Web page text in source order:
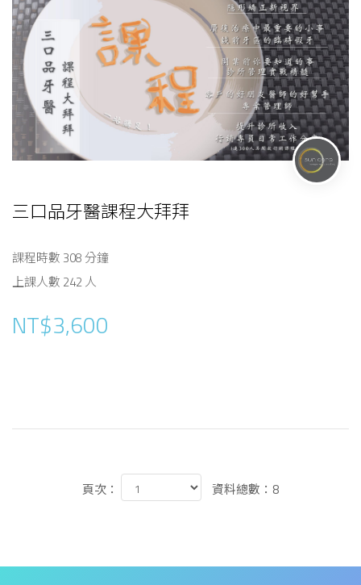
三口品牙醫課程大拜拜
課程時數 308 分鐘
上課人數 242 人
NT$3,600
頁次： 資料總數：8